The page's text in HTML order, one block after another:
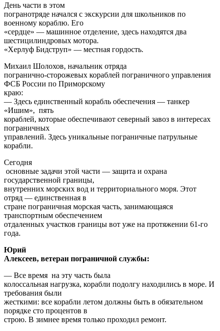
День части в этом
погранотряде начался с экскурсии для школьников по
военному кораблю. Его
«сердце» — машинное отделение, здесь находятся два
шестицилиндровых мотора.
«Херлуф Бидструп» — местная гордость.
Михаил Шолохов, начальник отряда
погранично-сторожевых кораблей пограничного управления
ФСБ России по Приморскому
краю:
— Здесь единственный корабль обеспечения — танкер
«Ишим», пять
кораблей, которые обеспечивают северный завоз в интересах
пограничных
управлений. Здесь уникальные пограничные патрульные
корабли.
Сегодня
основные задачи этой части — защита и охрана
государственной границы,
внутренних морских вод и территориального моря. Этот
отряд — единственная в
стране пограничная морская часть, занимающаяся
транспортным обеспечением
отдаленных участков границы вот уже на протяжении 61-го
года.
Юрий
Алексеев, ветеран пограничной службы:
— Все время на эту часть была
колоссальная нагрузка, корабли подолгу находились в море. И
требования были
жесткими: все корабли летом должны быть в обязательном
порядке сто процентов в
строю. В зимнее время только проходил ремонт.